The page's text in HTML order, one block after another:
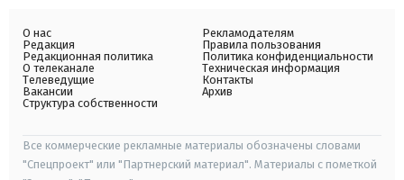
О нас
Редакция
Редакционная политика
О телеканале
Телеведущие
Вакансии
Структура собственности
Рекламодателям
Правила пользования
Политика конфиденциальности
Техническая информация
Контакты
Архив
Все коммерческие рекламные материалы обозначены словами
"Спецпроект" или "Партнерский материал". Материалы с пометкой